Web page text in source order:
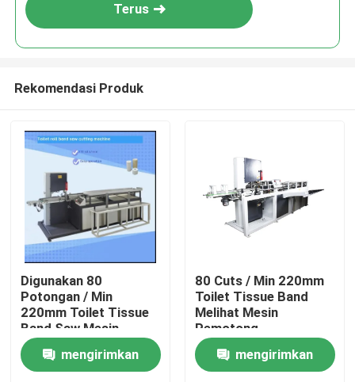
Terus
Rekomendasi Produk
Digunakan 80
Potongan / Min
220mm Toilet Tissue
Band Saw Mesin
Pemotong
mengirimkan
80 Cuts / Min 220mm
Toilet Tissue Band
Melihat Mesin
Pemotong
mengirimkan